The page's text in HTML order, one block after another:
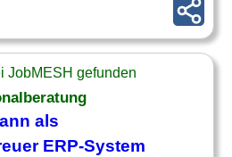
JobMESH gefunden
als
ERP-System